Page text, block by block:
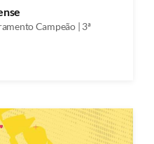
Campeão | 3ª